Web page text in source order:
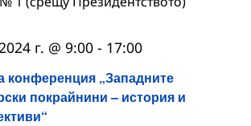
конференция „Западните
покрайнини – история и
г. @ 9:00 - 17:00